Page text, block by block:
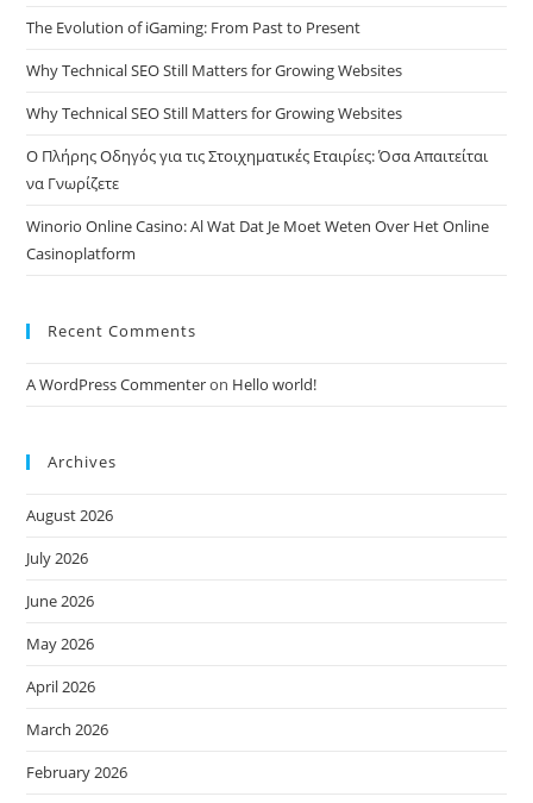
The Evolution of iGaming: From Past to Present
Why Technical SEO Still Matters for Growing Websites
Why Technical SEO Still Matters for Growing Websites
Ο Πλήρης Οδηγός για τις Στοιχηματικές Εταιρίες: Όσα Απαιτείται
να Γνωρίζετε
Winorio Online Casino: Al Wat Dat Je Moet Weten Over Het Online
Casinoplatform
Recent Comments
A WordPress Commenteron Hello world!
Archives
August 2026
July 2026
June 2026
May 2026
April 2026
March 2026
February 2026